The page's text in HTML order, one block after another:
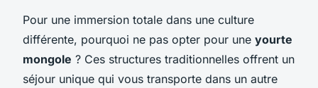
Pour une immersion totale dans une culture
différente, pourquoi ne pas opter pour une yourte
mongole ? Ces structures traditionnelles offrent un
séjour unique qui vous transporte dans un autre